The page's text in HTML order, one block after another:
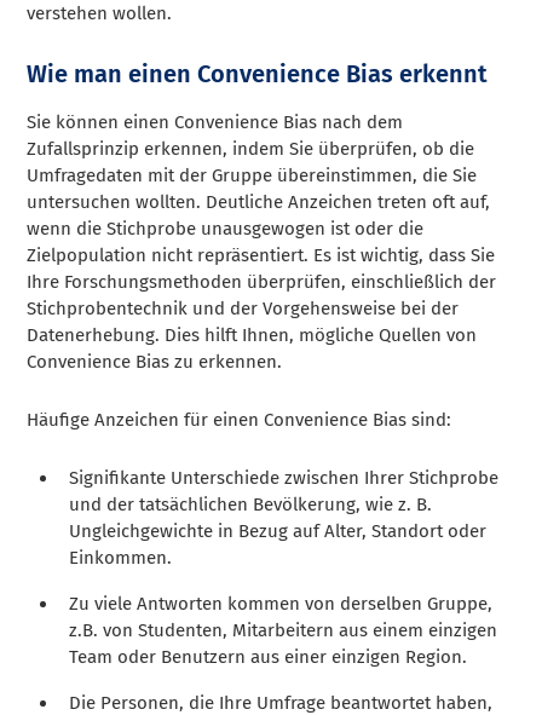
verstehen wollen.
Wie man einen Convenience Bias erkennt
Sie können einen Convenience Bias nach dem
Zufallsprinzip erkennen, indem Sie überprüfen, ob die
Umfragedaten mit der Gruppe übereinstimmen, die Sie
untersuchen wollten. Deutliche Anzeichen treten oft auf,
wenn die Stichprobe unausgewogen ist oder die
Zielpopulation nicht repräsentiert. Es ist wichtig, dass Sie
Ihre Forschungsmethoden überprüfen, einschließlich der
Stichprobentechnik und der Vorgehensweise bei der
Datenerhebung. Dies hilft Ihnen, mögliche Quellen von
Convenience Bias zu erkennen.
Häufige Anzeichen für einen Convenience Bias sind:
Signifikante Unterschiede zwischen Ihrer Stichprobe
und der tatsächlichen Bevölkerung, wie z. B.
Ungleichgewichte in Bezug auf Alter, Standort oder
Einkommen.
Zu viele Antworten kommen von derselben Gruppe,
z.B. von Studenten, Mitarbeitern aus einem einzigen
Team oder Benutzern aus einer einzigen Region.
Die Personen, die Ihre Umfrage beantwortet haben,